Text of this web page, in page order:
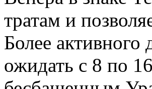
тратам и
Более
ожидать с 8 по